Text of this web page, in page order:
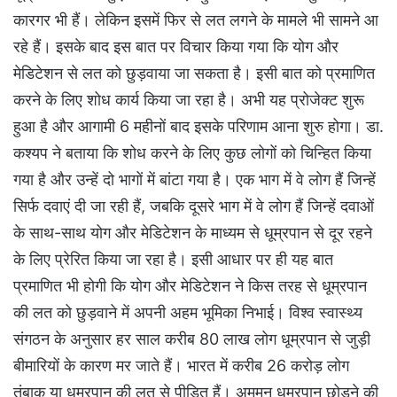
कारगर भी हैं। लेकिन इसमें फिर से लत लगने के मामले भी सामने आ
रहे हैं। इसके बाद इस बात पर विचार किया गया कि योग और
मेडिटेशन से लत को छुड़वाया जा सकता है। इसी बात को प्रमाणित
करने के लिए शोध कार्य किया जा रहा है। अभी यह प्रोजेक्ट शुरू
हुआ है और आगामी 6 महीनों बाद इसके परिणाम आना शुरु होगा। डा.
कश्यप ने बताया कि शोध करने के लिए कुछ लोगों को चिन्हित किया
गया है और उन्हें दो भागों में बांटा गया है। एक भाग में वे लोग हैं जिन्हें
सिर्फ दवाएं दी जा रही हैं, जबकि दूसरे भाग में वे लोग हैं जिन्हें दवाओं
के साथ-साथ योग और मेडिटेशन के माध्यम से धूम्रपान से दूर रहने
के लिए प्रेरित किया जा रहा है। इसी आधार पर ही यह बात
प्रमाणित भी होगी कि योग और मेडिटेशन ने किस तरह से धूम्रपान
की लत को छुड़वाने में अपनी अहम भूमिका निभाई। विश्व स्वास्थ्य
संगठन के अनुसार हर साल करीब 80 लाख लोग धूम्रपान से जुड़ी
बीमारियों के कारण मर जाते हैं। भारत में करीब 26 करोड़ लोग
तंबाकू या धूम्रपान की लत से पीड़ित हैं। अमूमन धूम्रपान छोड़ने की